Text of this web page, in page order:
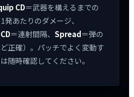
CD＝武器を構えるまでの
発あたりのダメージ、
＝連射間隔、 Spread＝弾の
正確）。パッチでよく変動す
随時確認してください。